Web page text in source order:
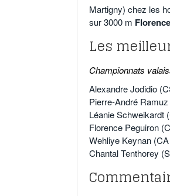
Martigny) chez les
sur 3000 m
Les
Championnats
Alexandre Jodidio
Pierre-André
Léanie Schweikardt
Florence Peguiron
Wehliye Keynan
Chantal Tenthorey